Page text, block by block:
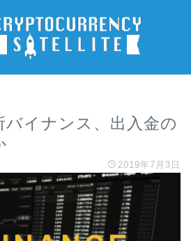
バイナンス、出入金の
2019年7月3日